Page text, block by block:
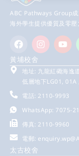
ABC Pathways Group
海外學生提供優質及零壓
黃埔校舍
地址: 九龍紅磡海逸
低層地下LG01,
電話: 2110-9993
WhatsApp: 7075-
傳真: 2110-9960
電郵:
太古校舍